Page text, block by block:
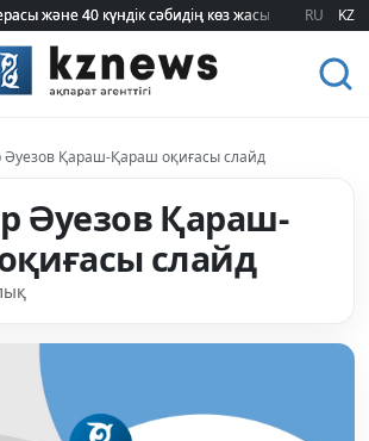
және 40 күндік сәбидің көз жасы:
және 40 күндік сәбидің көз жасы: RU KZ
Әуезов Қараш-Қараш оқиғасы слайд
Әуезов Қараш-
слайд